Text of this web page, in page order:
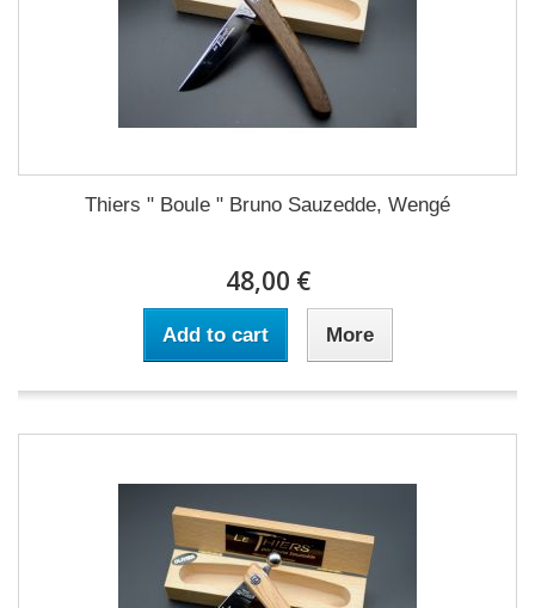
Thiers " Boule " Bruno Sauzedde, Wengé
48,00 €
Add to cart More